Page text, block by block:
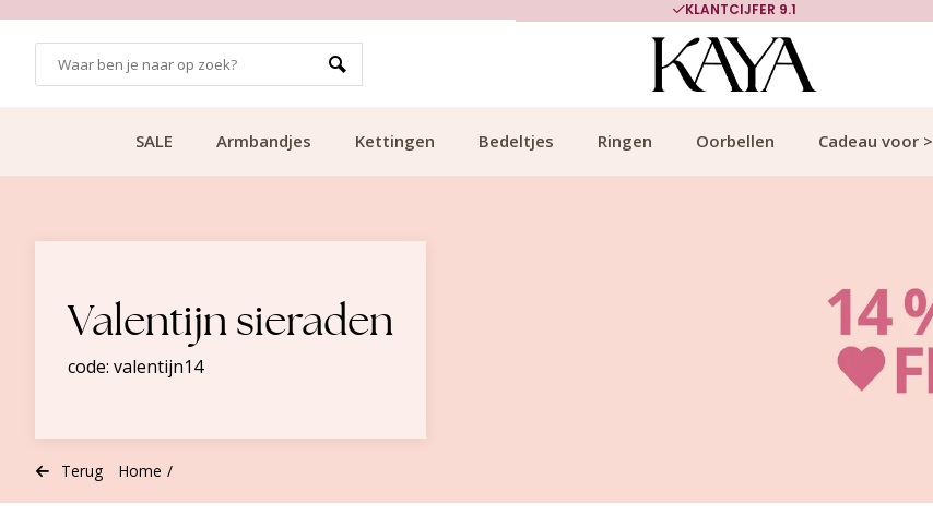
700.000+ TEVREDEN KLANTEN
SALE Armbandjes Kettingen Bedeltjes Ringen Oorbellen Cadeau voor >
Valentijn sieraden
code: valentijn14
Terug Home /